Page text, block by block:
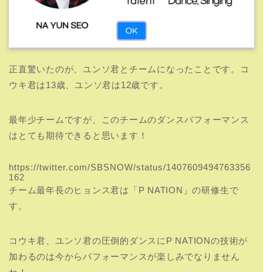
正直驚いたのが、ユンソ君とチームになったことです。コ
ウキ君は13歳、ユンソ君は12歳です。
最年少チームですが、このチームのダンスパフォーマンス
はとても期待できると思います！
https://twitter.com/SBSNOW/status/1407609494763356
162
チーム最年長のヒョンス君は「P NATION」の研修生で
す。
コウキ君、ユンソ君の圧倒的ダンスにP NATIONの技術が
加わるのは今からパフォーマンスが楽しみでなりません